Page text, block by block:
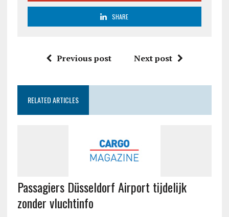
SHARE
Previous post Next post
RELATED ARTICLES
Passagiers Düsseldorf Airport tijdelijk
zonder vluchtinfo